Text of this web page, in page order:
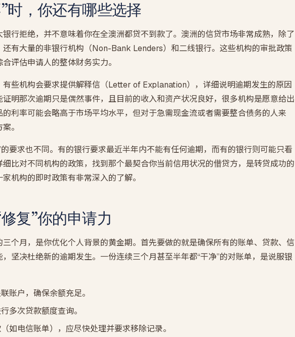
时，你还有哪些选择
行拒绝，并不意味着你在全澳洲都贷不到款了。澳洲的信贷市场非常成熟，除了
还有大量的非银行机构（Non-Bank Lenders）和二线银行。这些机构的审批政策
评估申请人的整体财务实力。
些机构会要求提供解释信（Letter of Explanation），详细说明逾期发生的原因
明那次逾期只是偶然事件，且目前的收入和资产状况良好，很多机构是愿意给出
利率可能会略高于市场平均水平，但对于急需现金流或者需要整合债务的人来
。
要求也不同。有的银行要求最近半年内不能有任何逾期，而有的银行则可能只看
比对不同机构的政策，找到那个最契合你当前信用状况的借贷方，是转贷成功的
机构的即时政策有非常深入的了解。
复”你的申请力
个月，是你优化个人背景的黄金期。首先要做的就是确保所有的账单、贷款、信
坚决杜绝新的逾期发生。一份连续三个月甚至半年都“干净”的对账单，是说服银
账户，确保余额充足。
多次贷款额度查询。
如电信账单），应尽快处理并要求移除记录。